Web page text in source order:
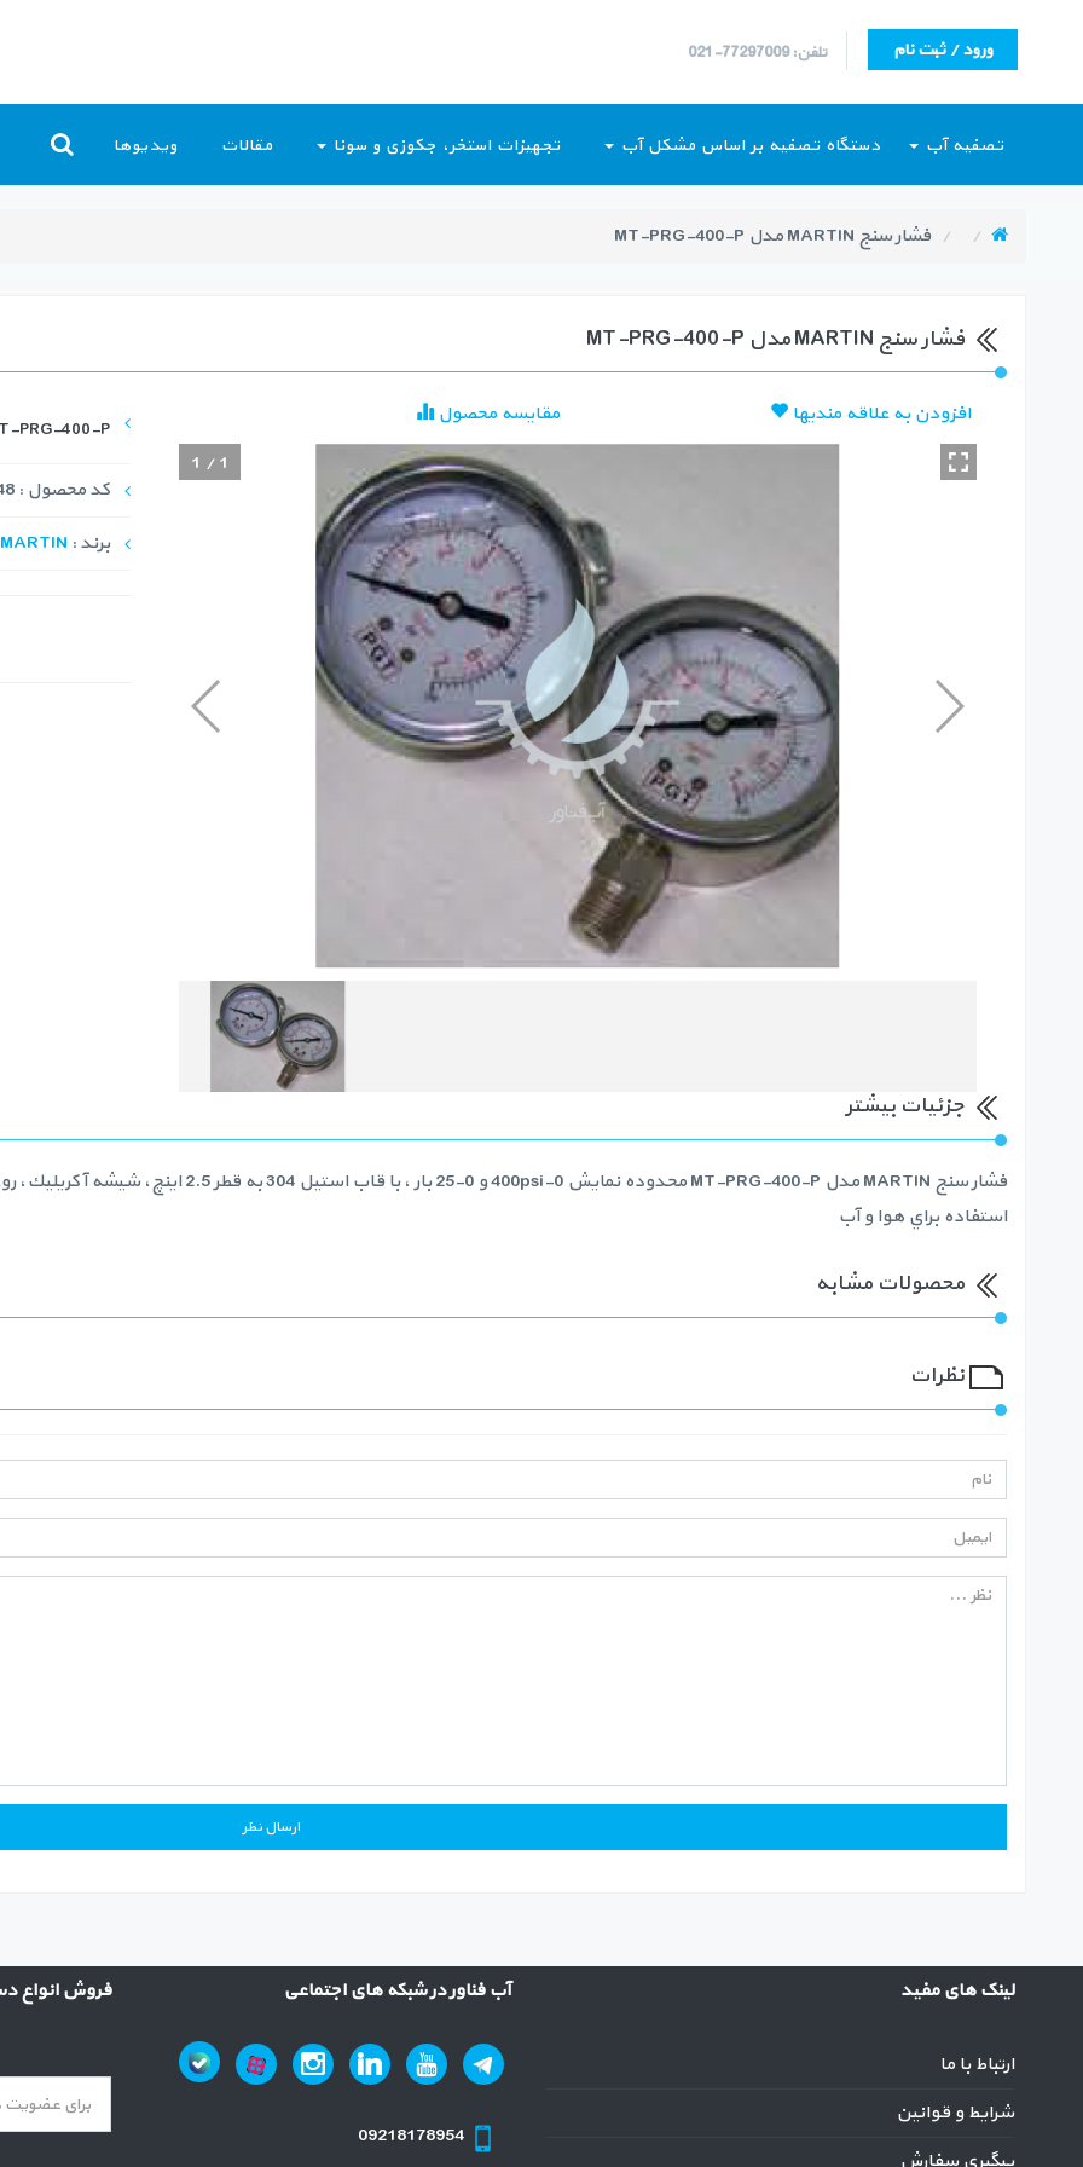
تلفن: 77297009-021 ورود / ثبت نام
تصفیه آب دستگاه تصفیه بر اساس مشکل آب تجهیزات استخر، جکوزی و سونا مقالات ویدیوها
فشار سنج MARTIN مدل MT-PRG-400-P
فشار سنج MARTIN مدل MT-PRG-400-P
افزودن به علاقه مندیها
مقایسه محصول
1 /1
PRG-400-P
کد محصول : INS-1048
برند : MARTIN
جزئیات بیشتر
استفاده براي هوا و آب
محصولات مشابه
نظرات
لینک های مفید
ارتباط با ما
شرایط و قوانین
آب فناور در شبکه های اجتماعی
09218178954
فروش انواع